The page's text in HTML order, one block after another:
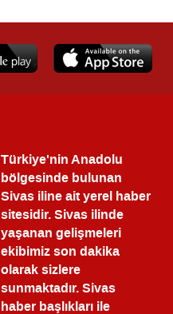
Türkiye'nin Anadolu
bölgesinde bulunan
Sivas iline ait yerel haber
sitesidir. Sivas ilinde
yaşanan gelişmeleri
ekibimiz son dakika
olarak sizlere
sunmaktadır.Sivas
haberbaşlıkları ile